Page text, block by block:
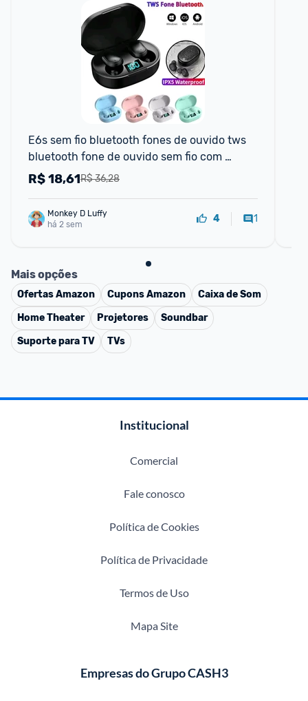
E6s sem fio bluetooth fones de ouvido tws
bluetooth fone de ouvido sem fio com
cancelamento de ruído
R$ 36,28
R$18,61
Monkey D Luffy
há 2 sem
4 1
Mais opções
OfertasAmazon CuponsAmazon
Caixa de Som
Home Theater
Projetores
Soundbar
Suporte para TV
TVs
Institucional
Comercial
Fale conosco
Política de Cookies
Política de Privacidade
Termos de Uso
Mapa Site
Empresas do Grupo CASH3